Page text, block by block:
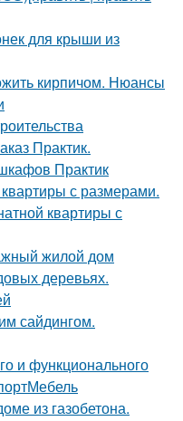
для крыши из
кирпичом. Нюансы
Практик.
Практик
с размерами.
квартиры с
жилой дом
деревьях.
сайдингом.
и функционального
из газобетона.